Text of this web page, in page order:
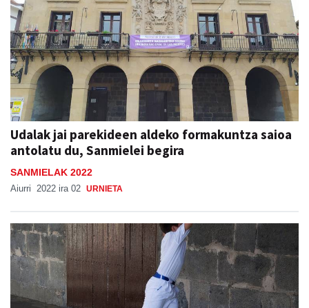
Udalak jai parekideen aldeko formakuntza saioa
antolatu du, Sanmielei begira
SANMIELAK 2022
Aiurri 2022 ira 02 URNIETA